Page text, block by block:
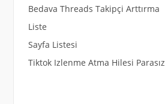
Bedava Threads Takipçi Arttırma
Liste
Sayfa Listesi
Tiktok Izlenme Atma Hilesi Parasız